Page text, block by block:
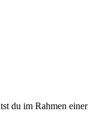
du im Rahmen einer